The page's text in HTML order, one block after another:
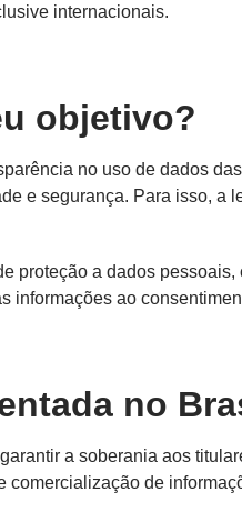
internacionais.
objetivo?
no uso de dados
e segurança. Para isso, a
proteção a dados pessoais,
informações ao
no
a soberania aos
comercialização de